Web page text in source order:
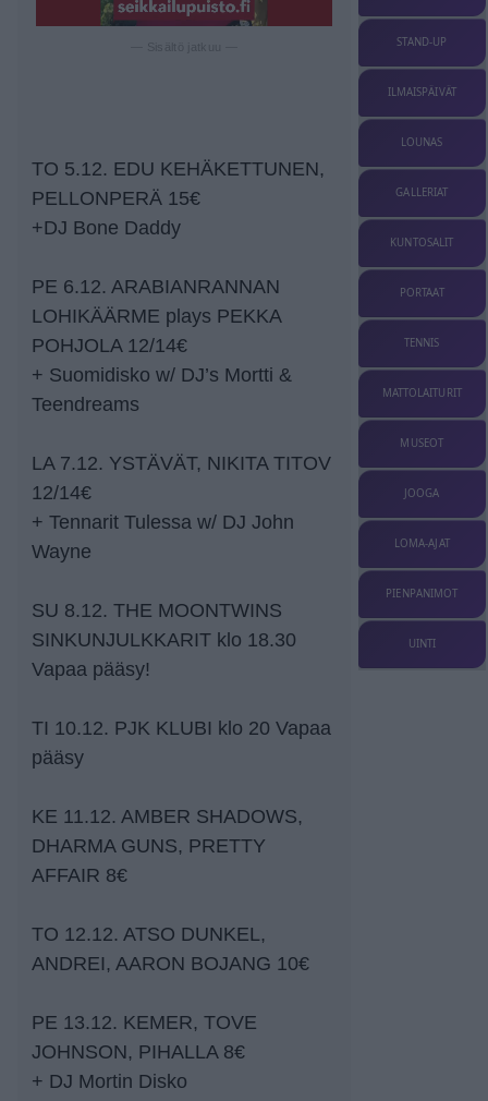
TO 5.12. EDU KEHÄKETTUNEN,
PELLONPERÄ 15€
+DJ Bone Daddy
PE 6.12. ARABIANRANNAN
LOHIKÄÄRME plays PEKKA
POHJOLA 12/14€
+ Suomidisko w/ DJ’s Mortti &
Teendreams
LA 7.12. YSTÄVÄT, NIKITA TITOV
12/14€
+ Tennarit Tulessa w/ DJ John
Wayne
SU 8.12. THE MOONTWINS
SINKUNJULKKARIT klo 18.30
Vapaa pääsy!
TI 10.12. PJK KLUBI klo 20 Vapaa
pääsy
KE 11.12. AMBER SHADOWS,
DHARMA GUNS, PRETTY
AFFAIR 8€
TO 12.12. ATSO DUNKEL,
ANDREI, AARON BOJANG 10€
PE 13.12. KEMER, TOVE
JOHNSON, PIHALLA 8€
+ DJ Mortin Disko
STAND-UP
ILMAISPÄIVÄT
LOUNAS
GALLERIAT
KUNTOSALIT
PORTAAT
TENNIS
MATTOLAITURIT
MUSEOT
JOOGA
LOMA-AJAT
PIENPANIMOT
UINTI